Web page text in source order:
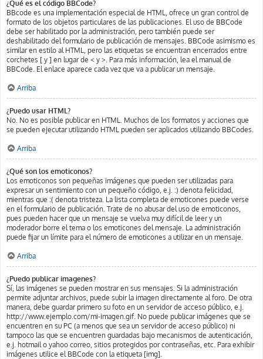
¿Qué es el código BBCode?
BBcode es una implementación especial de HTML, ofrece un gran control de
formato de los objetos particulares de las publicaciones. El uso de BBCode
debe ser habilitado por la administración, pero también puede ser
deshabilitado del formulario de publicación de mensajes. BBCode asimismo es
similar en estilo al HTML, pero las etiquetas se encuentran encerrados entre
corchetes [ y ] en lugar de < y >. Para más información, lea el manual de
BBCode. El enlace aparece cada vez que va a publicar un mensaje.
Arriba
¿Puedo usar HTML?
No. No es posible publicar en HTML. Muchos de los formatos y acciones que
se pueden ejecutar utilizando HTML pueden ser aplicados utilizando BBCodes.
Arriba
¿Qué son los emoticonos?
Los emoticonos son pequeñas imágenes que pueden ser utilizadas para
expresar un sentimiento con un pequeño código, e.j. :) denota felicidad,
mientras que :( denota tristeza. La lista completa de emoticones puede verse
en el formulario de publicación. Trate de no abusar del uso de emoticonos,
pues pueden hacer que un mensaje se vuelva muy difícil de leer y un
moderador borre el tema o los emoticones del mensaje. La administración
puede fijar un límite para el número de emoticones a utilizar en un mensaje.
Arriba
¿Puedo publicar imagenes?
Sí, las imágenes se pueden mostrar en sus mensajes. Si la administración
permite adjuntar archivos, puede subir la imagen directamente al foro. De otra
manera, debe guardar primero su foto en un servidor de acceso público, e.j.
http://www.ejemplo.com/mi-imagen.gif. No puede publicar imágenes que se
encuentren en su PC (a menos que sea un servidor de acceso público) ni
tampoco las que se encuentren guardadas bajo mecanismos de autenticación,
e.j. hotmail o yahoo correo, sitios protegidos por contraseñas, etc. Para exhibir
imágenes utilice el BBCode con la etiqueta [img].